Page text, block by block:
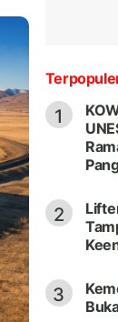
1
2
3